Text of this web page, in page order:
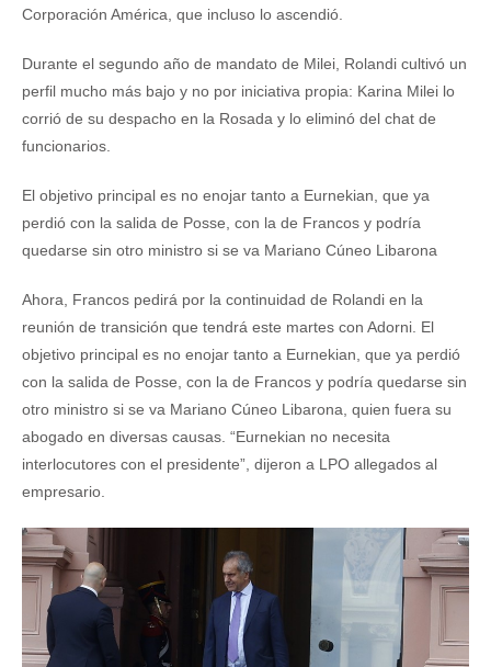
Corporación América, que incluso lo ascendió.
Durante el segundo año de mandato de Milei, Rolandi cultivó un
perfil mucho más bajo y no por iniciativa propia: Karina Milei lo
corrió de su despacho en la Rosada y lo eliminó del chat de
funcionarios.
El objetivo principal es no enojar tanto a Eurnekian, que ya
perdió con la salida de Posse, con la de Francos y podría
quedarse sin otro ministro si se va Mariano Cúneo Libarona
Ahora, Francos pedirá por la continuidad de Rolandi en la
reunión de transición que tendrá este martes con Adorni. El
objetivo principal es no enojar tanto a Eurnekian, que ya perdió
con la salida de Posse, con la de Francos y podría quedarse sin
otro ministro si se va Mariano Cúneo Libarona, quien fuera su
abogado en diversas causas. “Eurnekian no necesita
interlocutores con el presidente”, dijeron a LPO allegados al
empresario.